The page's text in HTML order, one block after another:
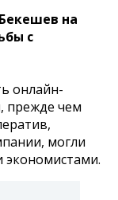
на
с
онлайн-
прежде чем
могли
экономистами.